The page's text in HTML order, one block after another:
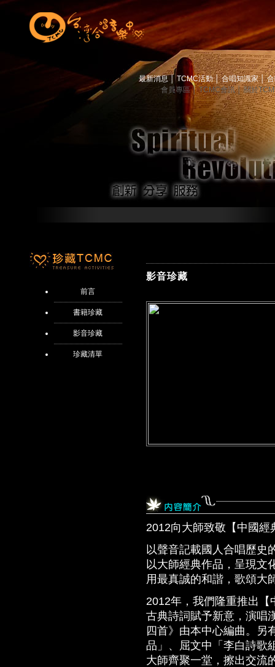
最新消息 TCMC活動│ 合唱知識家│
會員專區│ TCMC會訊│ 關於
前言
書籍珍藏
影音珍藏
珍藏清單
影音珍藏
2012向大師致敬【中國
以聲音記載國人合唱歷史
以大師經典作品，呈現文
用最真誠的和諧，歌頌大
2012年，我們隆重推出
古典詩詞賦予新意，演唱
四首》由本中心編曲。另
品」、屈文中「李白詩歌
大師齊聚一堂，擦出交流